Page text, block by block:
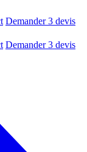
Demander 3 devis
Demander 3 devis